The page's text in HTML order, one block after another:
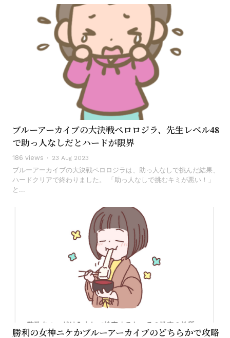
ブルーアーカイブの大決戦ペロロジラ、先生レベル48
で助っ人なしだとハードが限界
186 views 23 Aug 2023
ブルーアーカイブの大決戦ペロロジラは、助っ人なしで挑んだ結果、
ハードクリアで終わりました。 「助っ人なしで挑むキミが悪い！」
と...
勝利の女神ニケかブルーアーカイブのどちらかで攻略